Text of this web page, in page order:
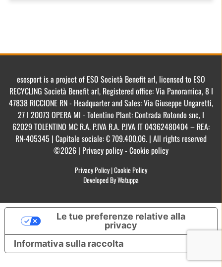
esosport is a project of ESO Società Benefit arl, licensed to ESO
RECYCLING Società Benefit arl, Registered office: Via Panoramica, 8 I
47838 RICCIONE RN - Headquarter and Sales: Via Giuseppe Ungaretti,
27 I 20073 OPERA MI - Tolentino Plant: Contrada Rotondo snc, I
62029 TOLENTINO MC R.A. P.IVA R.A. P.IVA IT 04362480404 – REA:
RN-405345 | Capitale sociale: € 709.400,06. | All rights reserved
©2026 | Privacy policy - Cookie policy
Privacy Policy|Cookie Policy
Developed By Watuppa
Informativa sulla raccolta
Le tue preferenze relative alla
privacy